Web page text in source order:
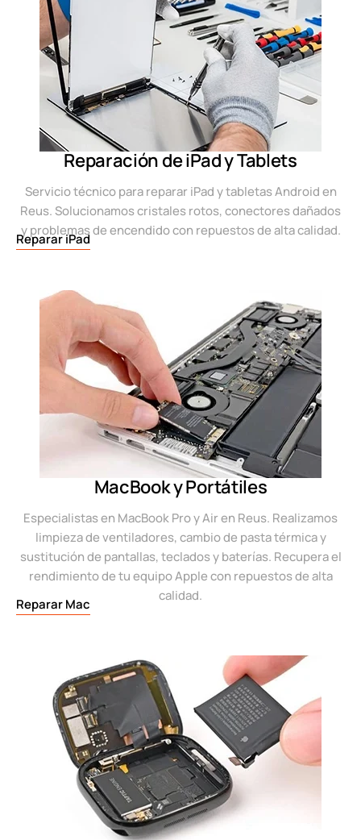
Reparación de iPad y Tablets
Servicio técnico para reparar iPad y tabletas Android en
Reus. Solucionamos cristales rotos, conectores dañados
y problemas de encendido con repuestos de alta calidad.
Reparar iPad
MacBook y Portátiles
Especialistas en MacBook Pro y Air en Reus. Realizamos
limpieza de ventiladores, cambio de pasta térmica y
sustitución de pantallas, teclados y baterías. Recupera el
rendimiento de tu equipo Apple con repuestos de alta
calidad.
Reparar Mac